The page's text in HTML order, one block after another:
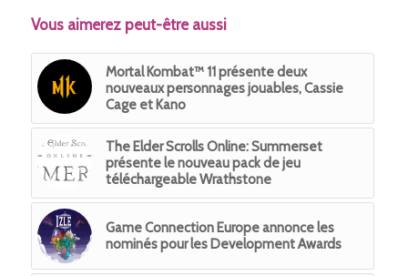
Vous aimerez peut-être aussi
Mortal Kombat™ 11 présente deux
nouveaux personnages jouables, Cassie
Cage et Kano
The Elder Scrolls Online: Summerset
présente le nouveau pack de jeu
téléchargeable Wrathstone
Game Connection Europe annonce les
nominés pour les Development Awards